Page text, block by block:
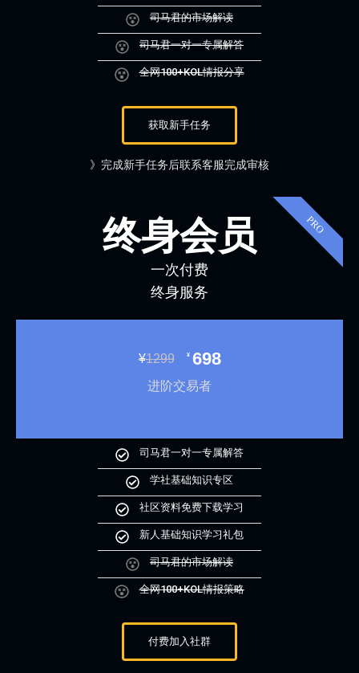
司马君的市场解读
司马君一对一专属解答
全网100+KOL情报分享
获取新手任务
》完成新手任务后联系客服完成审核
终身会员
一次付费
终身服务
¥1299 ¥ 698
进阶交易者
司马君一对一专属解答
学社基础知识专区
社区资料免费下载学习
新人基础知识学习礼包
司马君的市场解读
全网100+KOL情报策略
付费加入社群
PRO